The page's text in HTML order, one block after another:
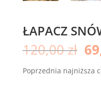
ŁAPACZ
120,00zł
Poprzednia najniższa